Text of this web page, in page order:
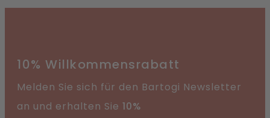
10% Willkommensrabatt
Melden Sie sich für den Bartogi Newsletter
an und erhalten Sie 10%